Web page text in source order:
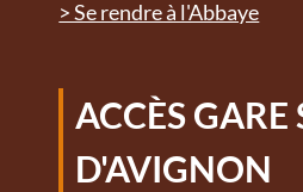
> Se rendre à l'Abbaye
ACCÈS GARE
D'AVIGNON